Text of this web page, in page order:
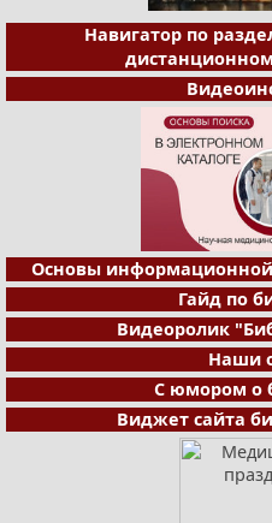
Навигатор по
Основы информационной
Гайд по
Видеоролик
Наши
С юмором о
Виджет сайта